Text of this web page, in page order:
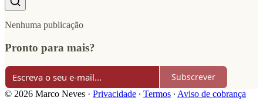
Nenhuma publicação
Pronto para mais?
Subscrever
© 2026 Marco Neves · Privacidade ∙ Termos ∙ Aviso de cobrança